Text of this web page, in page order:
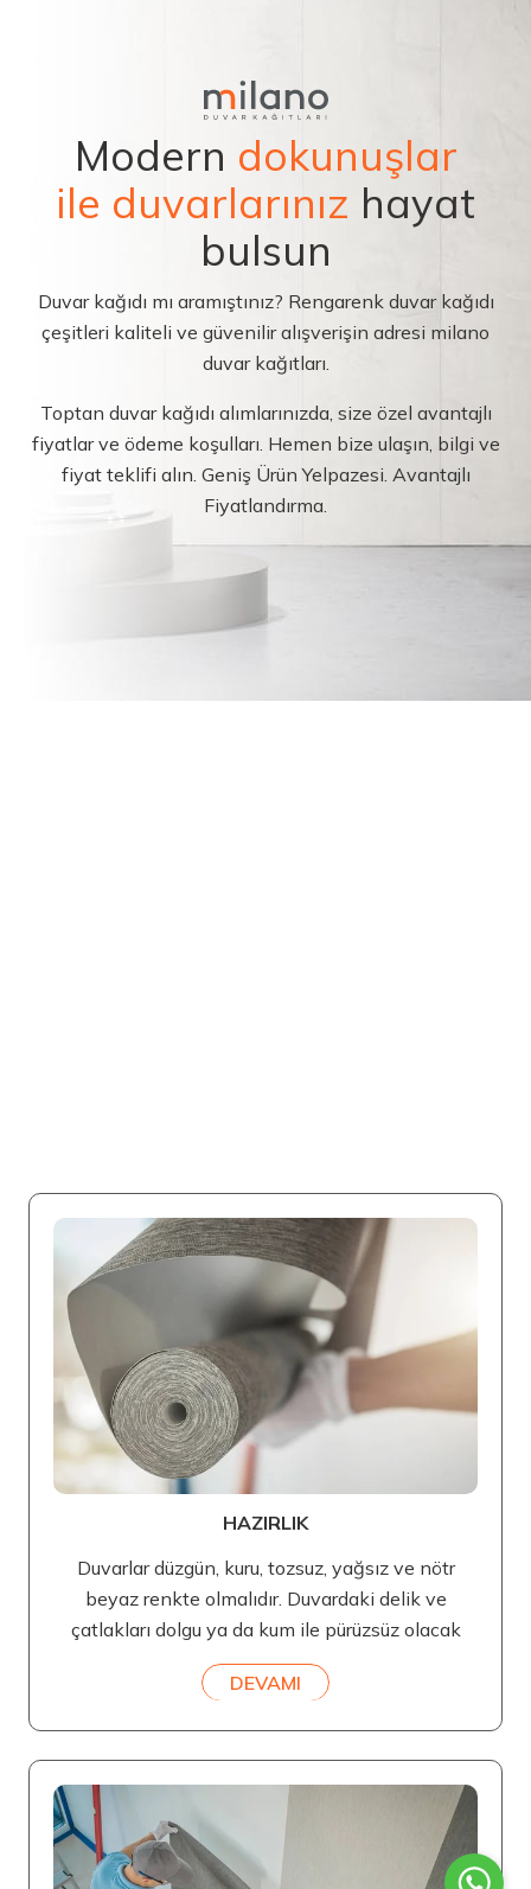
Modern dokunuşlar
ile duvarlarınız hayat
bulsun
Duvar kağıdı mı aramıştınız? Rengarenk duvar kağıdı
çeşitleri kaliteli ve güvenilir alışverişin adresi milano
duvar kağıtları.
Toptan duvar kağıdı alımlarınızda, size özel avantajlı
fiyatlar ve ödeme koşulları. Hemen bize ulaşın, bilgi ve
fiyat teklifi alın. Geniş Ürün Yelpazesi. Avantajlı
Fiyatlandırma.
HAZIRLIK
Duvarlar düzgün, kuru, tozsuz, yağsız ve nötr
beyaz renkte olmalıdır. Duvardaki delik ve
çatlakları dolgu ya da kum ile pürüzsüz olacak
DEVAMI